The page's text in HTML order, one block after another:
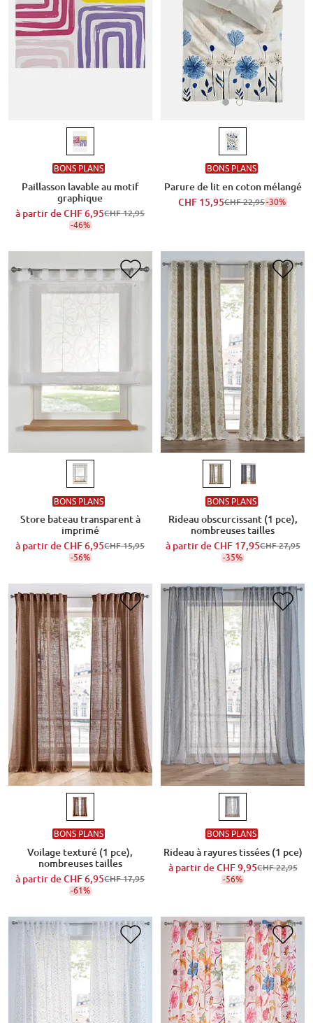
BONS PLANS
Paillasson lavable au motif
graphique
à partir deCHF 6,95CHF 12,95
-46%
BONS PLANS
Parure de lit en coton mélangé
CHF 15,95CHF 22,95-30%
BONS PLANS
Store bateau transparent à
imprimé
à partir deCHF 6,95CHF 15,95
-56%
BONS PLANS
Rideau obscurcissant (1 pce),
nombreuses tailles
à partir deCHF 17,95CHF 27,95
-35%
BONS PLANS
Voilage texturé (1 pce),
nombreuses tailles
à partir deCHF 6,95CHF 17,95
-61%
BONS PLANS
Rideau à rayures tissées (1 pce)
à partir deCHF 9,95CHF 22,95
-56%